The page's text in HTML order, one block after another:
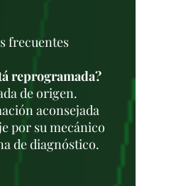
frecuentes
reprogramada?
de origen.
aconsejada
por su mecánico
de diagnóstico.